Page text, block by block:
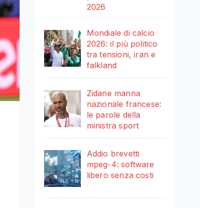
2026
Mondiale di calcio
2026: il più politico
tra tensioni, iran e
falkland
Zidane manna
nazionale francese:
le parole della
ministra sport
Addio brevetti
mpeg-4: software
libero senza costi